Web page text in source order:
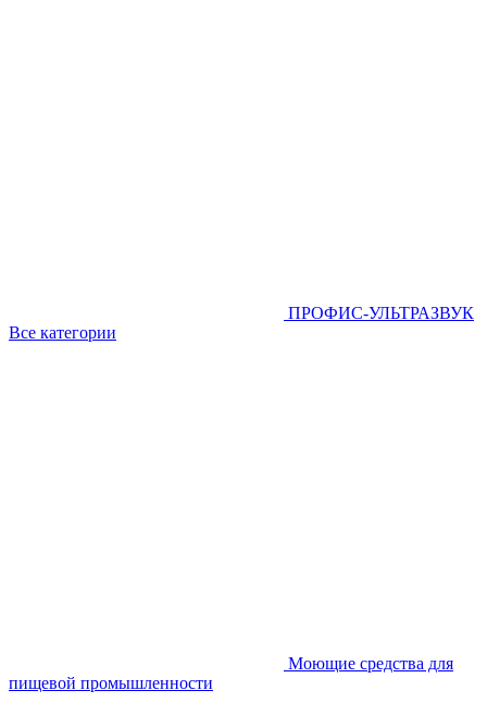
ПРОФИС-УЛЬТРАЗВУК
Все категории
Моющие средства для
пищевой промышленности